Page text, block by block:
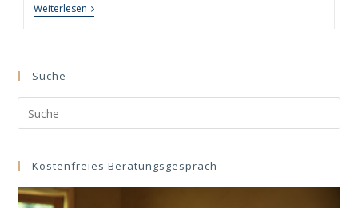
Weiterlesen 5
Kritische
Erfolgreichen
Suche
Search
this
Kostenfreies Beratungsgespräch